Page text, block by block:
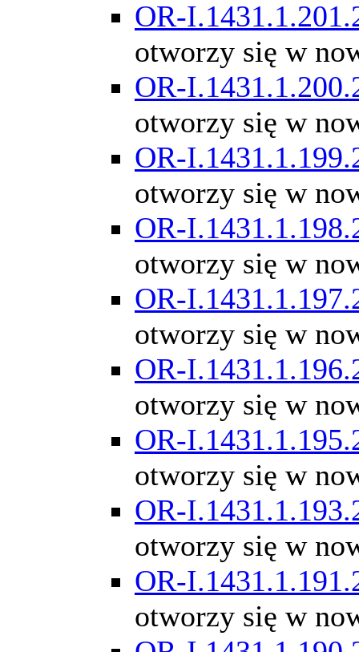
OR-
otworzy się w
OR-
otworzy się w
OR-
otworzy się w
OR-
otworzy się w
OR-
otworzy się w
OR-
otworzy się w
OR-
otworzy się w
OR-
otworzy się w
OR-
otworzy się w